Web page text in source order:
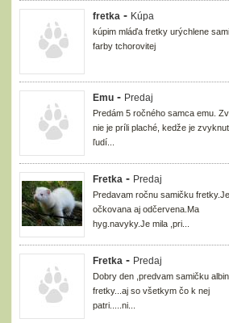
fretka - Kúpa
kúpim mláďa fretky urýchlene
farby tchorovitej
Emu - Predaj
Predám 5 ročného samca emu.
nie je príli plaché, kedže je
ľudí...
Fretka - Predaj
Predavam ročnu samičku fretky.Je
očkovana aj odčervena.Ma
hyg.navyky.Je mila ,pri...
Fretka - Predaj
Dobry den ,predvam samičku
fretky...aj so všetkym čo k nej
patri.....ni...